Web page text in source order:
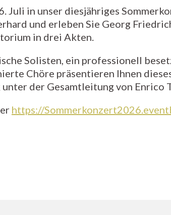
Juli in unser diesjähriges
und erleben Sie Georg
in drei Akten.
Solisten, ein professionell
Chöre präsentieren Ihnen
der Gesamtleitung von Enrico
https://